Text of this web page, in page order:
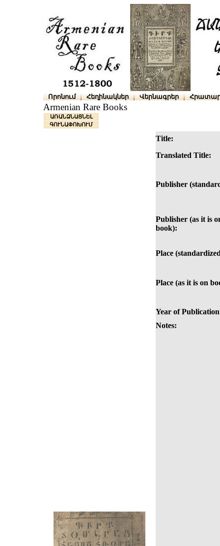
Որոնում Հեղինակներ Վերնագրեր
Armenian Rare Books
ԱՌԱՆՁՆԱՑՆԵԼ
ԳՈՒՆԱՓՈԽՈՒՄ
Title:
Translated Title:
Publisher
Publisher (as it is
book):
Place
Place (as it is on
Year of
Notes: